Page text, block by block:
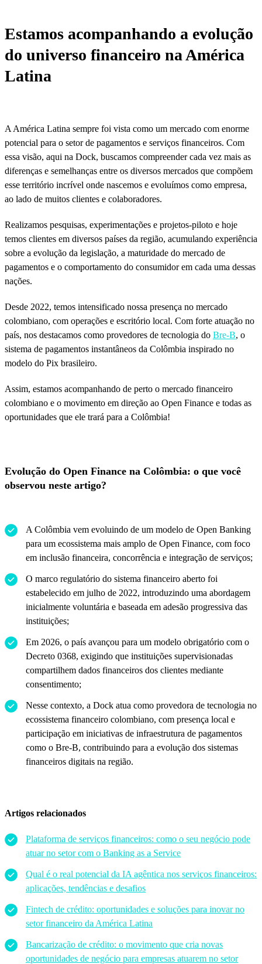
Estamos acompanhando a evolução
do universo financeiro na América
Latina
A América Latina sempre foi vista como um mercado com enorme
potencial para o setor de pagamentos e serviços financeiros. Com
essa visão, aqui na Dock, buscamos compreender cada vez mais as
diferenças e semelhanças entre os diversos mercados que compõem
esse território incrível onde nascemos e evoluímos como empresa,
ao lado de muitos clientes e colaboradores.
Realizamos pesquisas, experimentações e projetos-piloto e hoje
temos clientes em diversos países da região, acumulando experiência
sobre a evolução da legislação, a maturidade do mercado de
pagamentos e o comportamento do consumidor em cada uma dessas
nações.
Desde 2022, temos intensificado nossa presença no mercado
colombiano, com operações e escritório local. Com forte atuação no
país, nos destacamos como provedores de tecnologia do Bre-B, o
sistema de pagamentos instantâneos da Colômbia inspirado no
modelo do Pix brasileiro.
Assim, estamos acompanhando de perto o mercado financeiro
colombiano e o movimento em direção ao Open Finance e todas as
oportunidades que ele trará para a Colômbia!
Evolução do Open Finance na Colômbia: o que você
observou neste artigo?
A Colômbia vem evoluindo de um modelo de Open Banking
para um ecossistema mais amplo de Open Finance, com foco
em inclusão financeira, concorrência e integração de serviços;
O marco regulatório do sistema financeiro aberto foi
estabelecido em julho de 2022, introduzindo uma abordagem
inicialmente voluntária e baseada em adesão progressiva das
instituições;
Em 2026, o país avançou para um modelo obrigatório com o
Decreto 0368, exigindo que instituições supervisionadas
compartilhem dados financeiros dos clientes mediante
consentimento;
Nesse contexto, a Dock atua como provedora de tecnologia no
ecossistema financeiro colombiano, com presença local e
participação em iniciativas de infraestrutura de pagamentos
como o Bre-B, contribuindo para a evolução dos sistemas
financeiros digitais na região.
Artigos relacionados
Plataforma de serviços financeiros: como o seu negócio pode
atuar no setor com o Banking as a Service
Qual é o real potencial da IA agêntica nos serviços financeiros:
aplicações, tendências e desafios
Fintech de crédito: oportunidades e soluções para inovar no
setor financeiro da América Latina
Bancarização de crédito: o movimento que cria novas
oportunidades de negócio para empresas atuarem no setor